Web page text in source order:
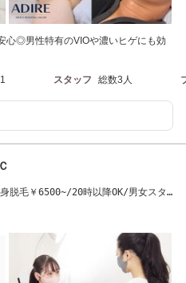
心◎男性特有のVIOや濃いヒゲにも効
スタッフ 総数3人
脱毛￥6500~/20時以降OK/男女スタ